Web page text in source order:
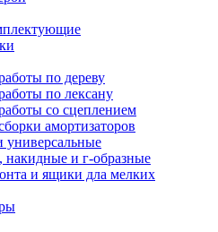
по дереву
по лексану
со сцеплением
амортизаторов
и г-образные
и ящики дла мелких